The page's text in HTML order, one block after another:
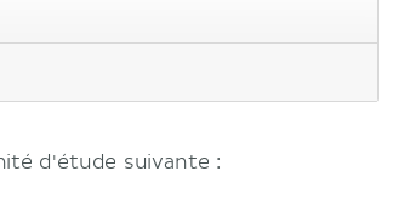
d'étude suivante :